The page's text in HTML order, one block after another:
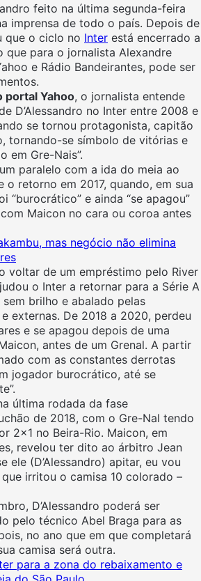
feito na última segunda-feira
imprensa de todo o país. Depois de
que o ciclo no Inter está encerrado a
que para o jornalista Alexandre
e Rádio Bandeirantes, pode ser
portal Yahoo, o jornalista entende
D’Alessandro no Inter entre 2008 e
se tornou protagonista, capitão
tornando-se símbolo de vitórias e
em Gre-Nais”.
paralelo com a ida do meia ao
o retorno em 2017, quando, em sua
“burocrático” e ainda “se apagou”
Maicon no cara ou coroa antes
mas negócio não elimina
voltar de um empréstimo pelo River
o Inter a retornar para a Série A
brilho e abalado pelas
externas. De 2018 a 2020, perdeu
e se apagou depois de uma
antes de um Grenal. A partir
com as constantes derrotas
jogador burocrático, até se
última rodada da fase
de 2018, com o Gre-Nal tendo
2×1 no Beira-Rio. Maicon, em
revelou ter dito ao árbitro Jean
ele (D’Alessandro) apitar, eu vou
irritou o camisa 10 colorado –
D’Alessandro poderá ser
pelo técnico Abel Braga para as
no ano que em que completará
camisa será outra.
para a zona do rebaixamento e